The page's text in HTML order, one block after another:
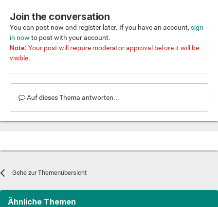
Join the conversation
You can post now and register later. If you have an account, sign
in now to post with your account.
Note: Your post will require moderator approval before it will be
visible.
Auf dieses Thema antworten...
Gehe zur Themenübersicht
Ähnliche Themen